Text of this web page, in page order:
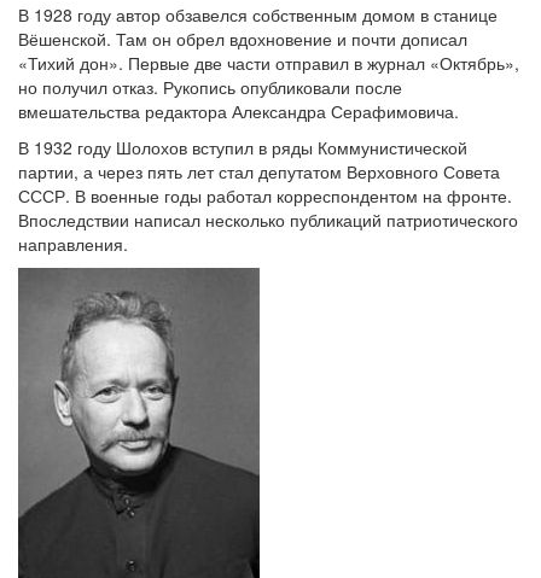
В 1928 году автор обзавелся собственным домом в станице
Вёшенской. Там он обрел вдохновение и почти дописал
«Тихий дон». Первые две части отправил в журнал «Октябрь»,
но получил отказ. Рукопись опубликовали после
вмешательства редактора Александра Серафимовича.
В 1932 году Шолохов вступил в ряды Коммунистической
партии, а через пять лет стал депутатом Верховного Совета
СССР. В военные годы работал корреспондентом на фронте.
Впоследствии написал несколько публикаций патриотического
направления.